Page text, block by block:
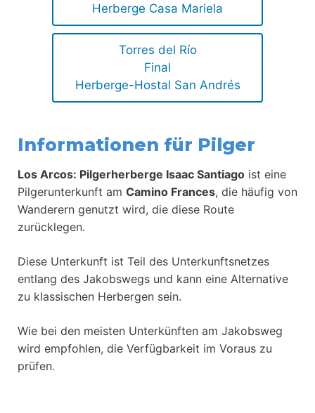
Herberge Casa Mariela
Torres del Río
Final
Herberge-Hostal San Andrés
Informationen für Pilger
Los Arcos: Pilgerherberge Isaac Santiago ist eine
Pilgerunterkunft am Camino Frances, die häufig von
Wanderern genutzt wird, die diese Route
zurücklegen.
Diese Unterkunft ist Teil des Unterkunftsnetzes
entlang des Jakobswegs und kann eine Alternative
zu klassischen Herbergen sein.
Wie bei den meisten Unterkünften am Jakobsweg
wird empfohlen, die Verfügbarkeit im Voraus zu
prüfen.